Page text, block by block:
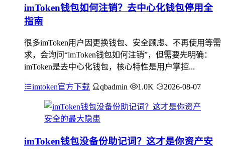
imToken钱包如何注销？去中心化钱包停用全
指南
很多imToken用户因更换钱包、安全顾虑、不再使用等需
求，会询问“imToken钱包如何注销”，但需要先明确：
imToken是去中心化钱包，核心特性是用户掌控...
imtoken官方下载 qbadmin 1.0K 2026-08-07
imToken钱包没备份助记词？这才是你资产安